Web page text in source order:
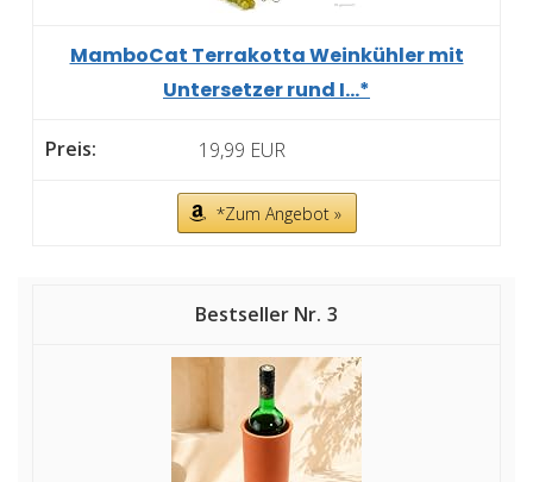
MamboCat Terrakotta Weinkühler mit
Untersetzer rund I...*
19,99 EUR
*Zum Angebot »
3